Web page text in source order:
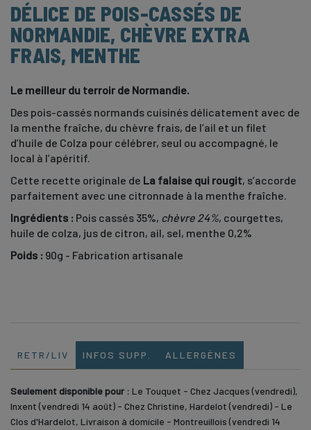
DÉLICE DE POIS-CASSÉS DE
NORMANDIE, CHÈVRE EXTRA
FRAIS, MENTHE
Le meilleur du terroir de Normandie.
Des pois-cassés normands cuisinés délicatement avec de
la menthe fraîche, du chèvre frais, de l’ail et un filet
d’huile de Colza pour célébrer, seul ou accompagné, le
local à l’apéritif.
Cette recette originale de La falaise qui rougit, s’accorde
parfaitement avec une citronnade à la menthe fraîche.
Ingrédients : Pois cassés 35%, chèvre 24%, courgettes,
huile de colza, jus de citron, ail, sel, menthe 0,2%
Poids : 90g - Fabrication artisanale
RETR/LIV INFOS SUPP. ALLERGÈNES
Seulement disponible pour : Le Touquet - Chez Jacques (vendredi),
Inxent (vendredi 14 août) - Chez Christine, Hardelot (vendredi) - Le
Clos d'Hardelot, Livraison à domicile - Montreuillois (vendredi 14